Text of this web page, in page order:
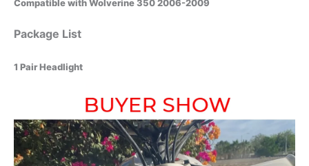
Compatible with Wolverine 350 2006-2009
Package List
1 Pair Headlight